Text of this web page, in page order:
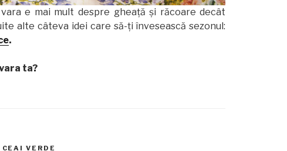
e mai mult despre gheaţă şi răcoare decât
alte câteva idei care să-ţi învesească sezonul:
.
ta?
CEAI VERDE